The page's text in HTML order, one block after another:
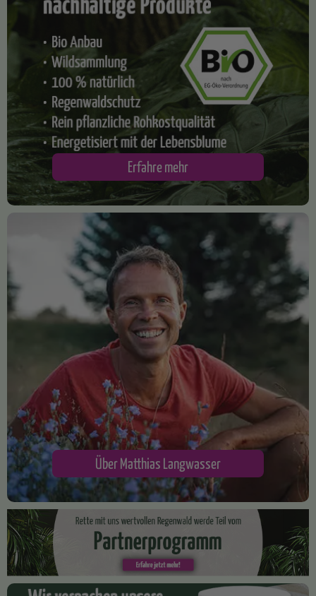
Über Matthias Langwasser
​Erfahre mehr